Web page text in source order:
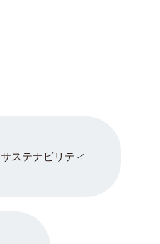
サステナビリティ